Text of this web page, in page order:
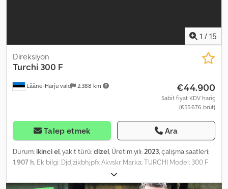
1 / 15
Lääne-Harju vald 2.388 km
Direksiyon
Turchi 300 F
€44.900
Sabit fiyat KDV hariç
(€55.676 brüt)
Talep etmek Ara
Durum: ikinci el, yakıt türü:dizel, Üretim yılı:2023, çalışma saatleri:
1.907 h, Ek bilgi: Djdjzikbhjpfx Akvskr Marka: TURCHI Model: 300 F
Yıl: 2017 Şasi numarası (VIN): 1584YA023 Çalışma saati: 1907 Ağırlık:
4400 kg = Daha fazla bilgi = Boş ağırlık: 4.400 kg Seri numarası: